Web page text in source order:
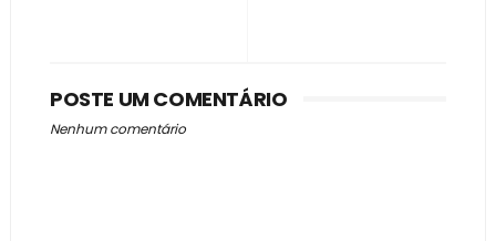
POSTE UM COMENTÁRIO
Nenhum comentário